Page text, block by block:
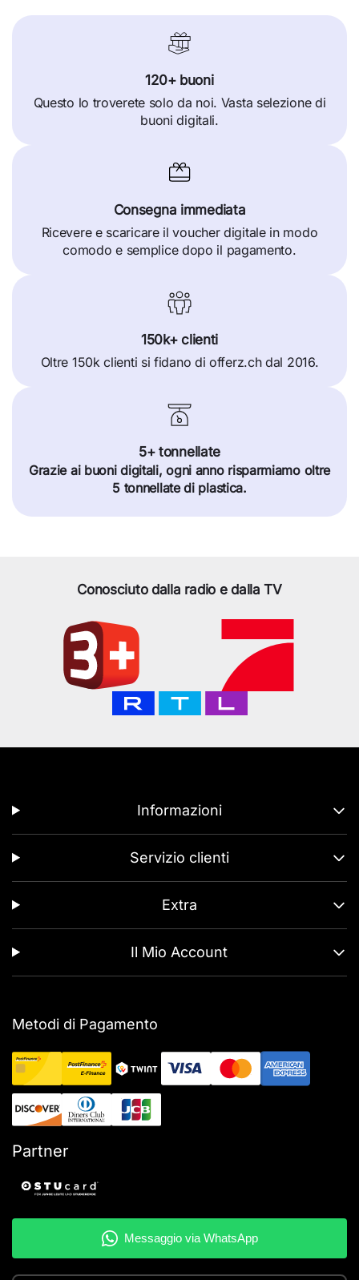
120+ buoni
Questo lo troverete solo da noi. Vasta selezione di
buoni digitali.
Consegna immediata
Ricevere e scaricare il voucher digitale in modo
comodo e semplice dopo il pagamento.
150k+ clienti
Oltre 150k clienti si fidano di offerz.ch dal 2016.
5+ tonnellate
Grazie ai buoni digitali, ogni anno risparmiamo oltre
5 tonnellate di plastica.
Conosciuto dalla radio e dalla TV
Informazioni
Servizio clienti
Extra
Il Mio Account
Metodi di Pagamento
Partner